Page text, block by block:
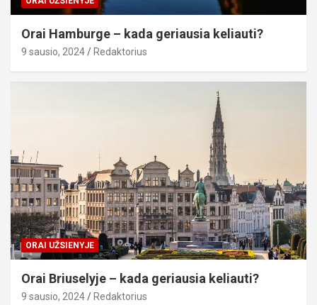
Orai Hamburge – kada geriausia keliauti?
9 sausio, 2024 Redaktorius
ORAI UŽSIENYJE
Orai Briuselyje – kada geriausia keliauti?
9 sausio, 2024 Redaktorius